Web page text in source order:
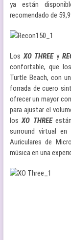
ya están
recomendado de
LosXO THREEy
confortable, que
Turtle Beach, con
forrada de cuero
ofrecer un mayor
para ajustar el
losXO THREE
surround virtual
Auriculares de
música en una